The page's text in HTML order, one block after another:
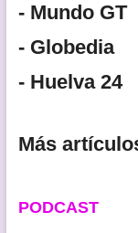
- Mundo GT
- Globedia
- Huelva 24
Más
PODCAST